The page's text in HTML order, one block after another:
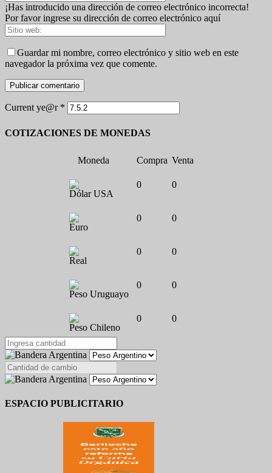
¡Has introducido una dirección de correo electrónico incorrecta!
Por favor ingrese su dirección de correo electrónico aquí
Guardar mi nombre, correo electrónico y sitio web en este
navegador la próxima vez que comente.
Current ye@r *
COTIZACIONES DE MONEDAS
Moneda Compra Venta
Dólar USA
0 0
Euro
0 0
Real
0 0
Peso Uruguayo
0 0
Peso Chileno
0 0
ESPACIO PUBLICITARIO